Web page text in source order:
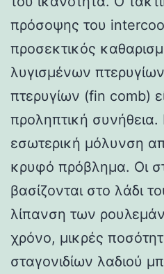
πρόσοψης του
προσεκτικός
λυγισμένων
πτερυγίων (fin comb)
προληπτική συνήθεια.
εσωτερική μόλυνση
κρυφό πρόβλημα. Οι
βασίζονται στο λάδι
λίπανση των
χρόνο, μικρές
σταγονιδίων λαδιού